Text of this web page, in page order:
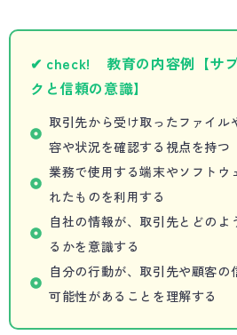
✔ check! 教育の内容例【サ
クと信頼の意識】
取引先から受け取ったファイル
容や状況を確認する視点を持つ
業務で使用する端末やソフトウ
れたものを利用する
自社の情報が、取引先とどのよ
るかを意識する
自分の行動が、取引先や顧客の
可能性があることを理解する